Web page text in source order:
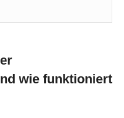
wie funktioniert